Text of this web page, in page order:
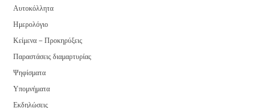
Αυτοκόλλητα
Ημερολόγιο
Κείμενα – Προκηρύξεις
Παραστάσεις διαμαρτυρίας
Ψηφίσματα
Υπομνήματα
Εκδηλώσεις